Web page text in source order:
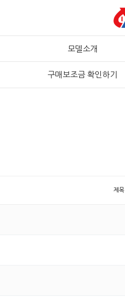
모델소개
구매보조금 확인하기
제목